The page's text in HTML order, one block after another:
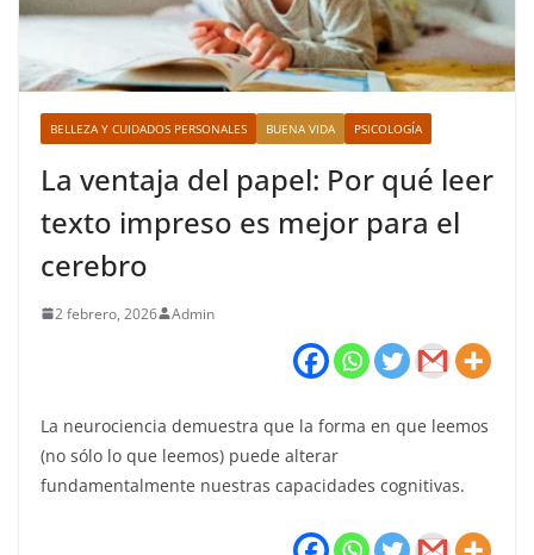
BELLEZA Y CUIDADOS PERSONALES BUENA VIDA PSICOLOGÍA
La ventaja del papel: Por qué leer
texto impreso es mejor para el
cerebro
2 febrero, 2026 Admin
La neurociencia demuestra que la forma en que leemos
(no sólo lo que leemos) puede alterar
fundamentalmente nuestras capacidades cognitivas.